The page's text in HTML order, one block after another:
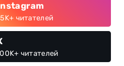
читателей
читателей